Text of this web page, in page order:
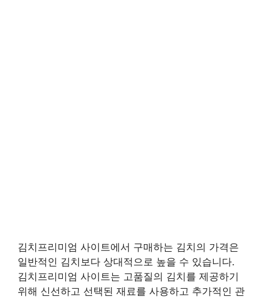
김치프리미엄 사이트에서 구매하는 김치의 가격은
일반적인 김치보다 상대적으로 높을 수 있습니다.
김치프리미엄 사이트는 고품질의 김치를 제공하기
위해 신선하고 선택된 재료를 사용하고 추가적인 관